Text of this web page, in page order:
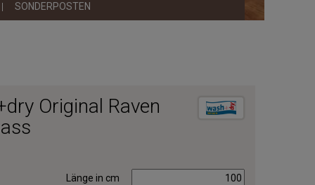
SONDERPOSTEN
Original Raven
Länge in cm